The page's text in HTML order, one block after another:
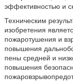
эффективностью и
Техническим
изобретения
пожаротушения и
повышения
пены средней и
повышения